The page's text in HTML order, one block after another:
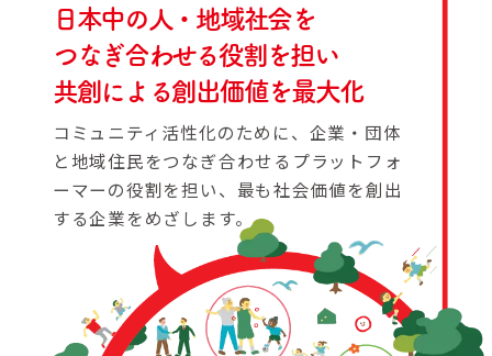
日本中の人・地域社会を
つなぎ合わせる役割を担い
共創による創出価値を最大化
コミュニティ活性化のために、企業・団体
と地域住民をつなぎ合わせるプラットフォ
ーマーの役割を担い、最も社会価値を創出
する企業をめざします。